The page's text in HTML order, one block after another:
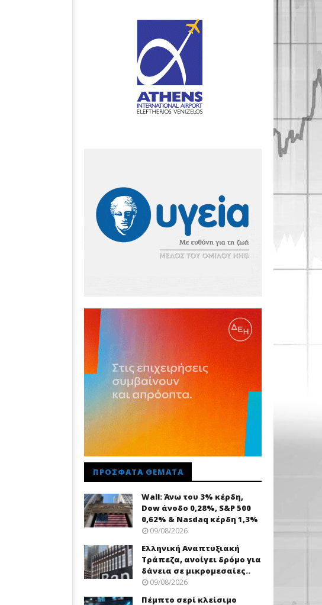
ΠΡΌΣΦΑΤΑ ΘΈΜΑΤΑ
Wall: Άνω του 3% κέρδη,
Dow άνοδο 0,28%, S&P 500
0,62% & Nasdaq κέρδη 1,3%
09/08/2026
Ελληνική Αναπτυξιακή
Τράπεζα, ανοίγει δρόμο για
δάνεια σε μικρομεσαίες..
09/08/2026
Πέμπτο σερί κλείσιμο